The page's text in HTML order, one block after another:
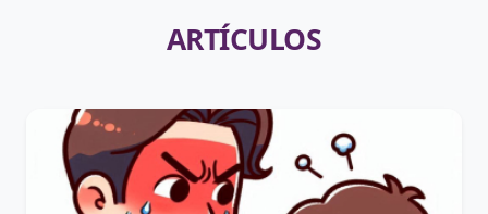
ARTÍCULOS